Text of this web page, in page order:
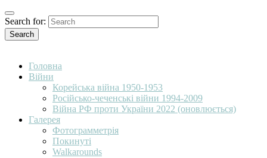
Search for:
Search
Головна
Війни
Корейська війна 1950-1953
Російсько-чеченські війни 1994-2009
Війна РФ проти України 2022 (оновлюється)
Галерея
Фотограмметрія
Покинуті
Walkarounds